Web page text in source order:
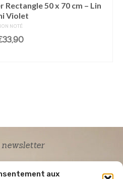
aux
Rectangle 50 x 70 cm – Lin
Violet
NOTÉ
33,90